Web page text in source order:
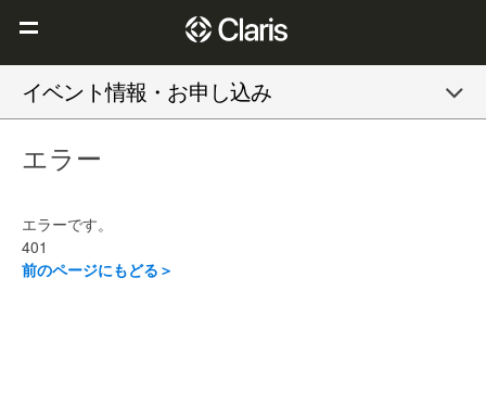
Claris を選ぶ理由
Claris FileMaker
イベント情報・お申し込み
エラー
エラーです。
401
前のページにもどる＞